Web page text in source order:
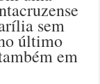
sem
último
em